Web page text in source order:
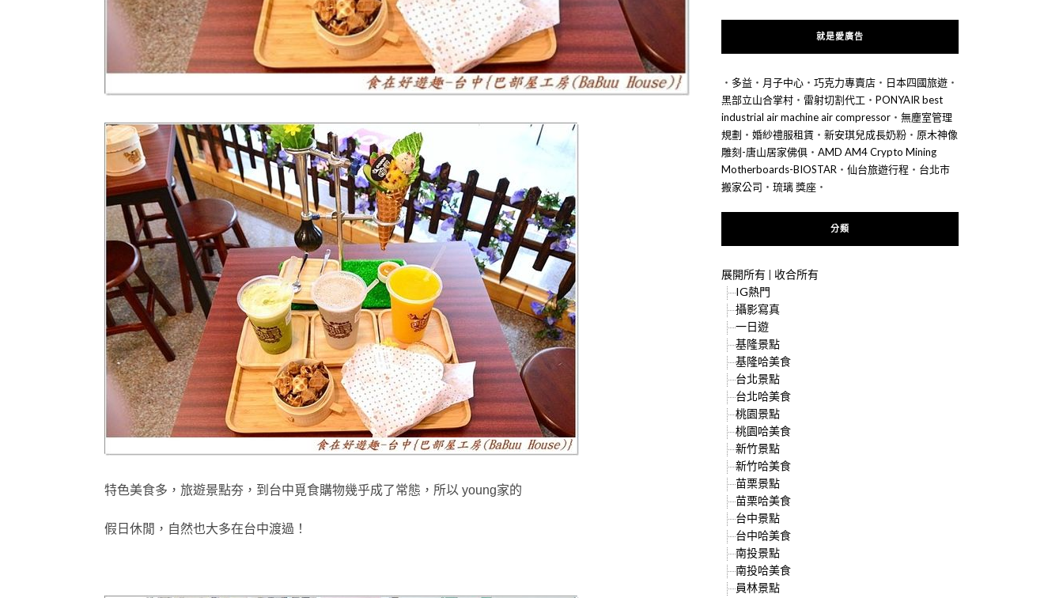
特色美食多 ， 旅遊景點夯 ， 到台中覓食購物幾乎成了常態 ，所以 young家的
假日休閒 ， 自然也大多在台中渡過！
就是愛廣告
‧ 多益 ‧ 月子中心 ‧ 巧克力專賣店 ‧ 日本四國旅遊 ‧
黑部立山合掌村 ‧ 雷射切割代工 ‧ PONYAIR best
industrial air machine air compressor ‧ 無塵室管理
規劃 ‧ 婚紗禮服租賃 ‧ 新安琪兒成長奶粉 ‧ 原木神像
雕刻-唐山居家佛俱 ‧ AMD AM4 Crypto Mining
Motherboards-BIOSTAR ‧ 仙台旅遊行程 ‧ 台北市
搬家公司 ‧ 琉璃 獎座 ‧
分類
展開所有 | 收合所有
IG熱門
攝影寫真
一日遊
基隆景點
基隆哈美食
台北景點
台北哈美食
桃園景點
桃園哈美食
新竹景點
新竹哈美食
苗栗景點
苗栗哈美食
台中景點
台中哈美食
南投景點
南投哈美食
員林景點